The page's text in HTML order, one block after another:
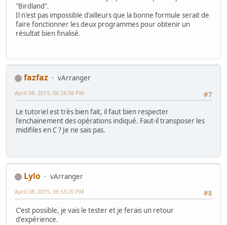
"Birdland".
Il n'est pas impossible d'ailleurs que la bonne formule serait de
faire fonctionner les deux programmes pour obtenir un
résultat bien finalisé.
fazfaz
vArranger
#7
April 08, 2015, 06:28:58 PM
Le tutoriel est très bien fait, il faut bien respecter
l'enchainement des opérations indiqué. Faut-il transposer les
midifiles en C ? Je ne sais pas.
Lylo
vArranger
#8
April 08, 2015, 06:53:20 PM
C'est possible, je vais le tester et je ferais un retour
d'expérience.